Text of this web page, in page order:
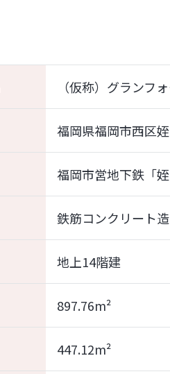
（仮称）グランフ
福岡県福岡市西区
福岡市営地下鉄「
鉄筋コンクリート造
地上14階建
897.76m²
447.12m²